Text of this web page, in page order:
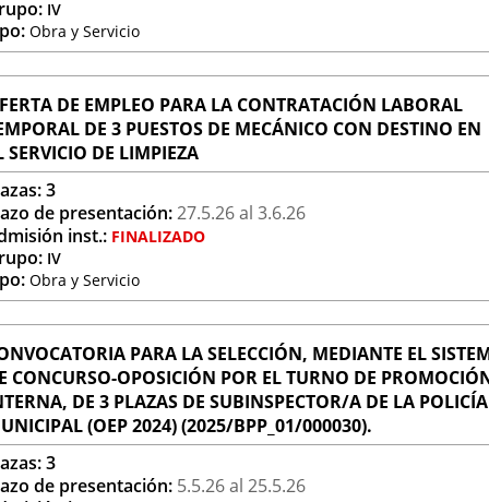
IV
Obra y Servicio
3
DE EMPLEO PARA LA CONTRATACIÓN LABORAL
DE 3 PUESTOS DE MECÁNICO CON DESTINO EN
SERVICIO DE LIMPIEZA
de presentación:27.5.26al 3.6.26
inst.: FINALIZADO
IV
Obra y Servicio
3
PARA LA SELECCIÓN, MEDIANTE EL
CONCURSO-OPOSICIÓN POR EL TURNO DE
DE 3 PLAZAS DE SUBINSPECTOR/A DE LA POLICÍA
(OEP 2024) (2025/BPP_01/000030).
de presentación: 5.5.26al 25.5.26